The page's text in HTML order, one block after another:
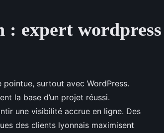
: expert
surtout avec WordPress.
la base d’un projet réussi.
une visibilité accrue en ligne. Des
des clients lyonnais maximisent